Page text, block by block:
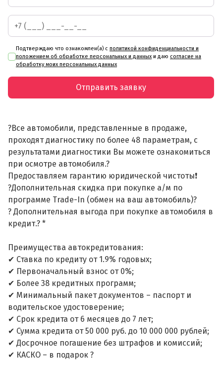
Подтверждаю что ознакомлен(а) с политикой конфиденциальности и
положением об обработке персональных и данных и даю согласие на
обработку моих персональных данных
Отправить заявку
?Все автомобили, представленные в продаже,
проходят диагностику по более 48 параметрам, с
результатами диагностики Вы можете ознакомиться
при осмотре автомобиля.?
Предоставляем гарантию юридической чистоты❗
?Дополнительная скидка при покупке а/м по
программе Trade-In (обмен на ваш автомобиль)?
? Дополнительная выгода при покупке автомобиля в
кредит.? *
Преимущества автокредитования:
✔ Ставка по кредиту от 1.9% годовых;
✔ Первоначальный взнос от 0%;
✔ Более 38 кредитных программ;
✔ Минимальный пакет документов – паспорт и
водительское удостоверение;
✔ Срок кредита от 6 месяцев до 7 лет;
✔ Сумма кредита от 50 000 руб. до 10 000 000 рублей;
✔ Досрочное погашение без штрафов и комиссий;
✔ КАСКО – в подарок ?